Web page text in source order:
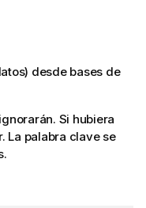
desde bases de
Si hubiera
La palabra clave se